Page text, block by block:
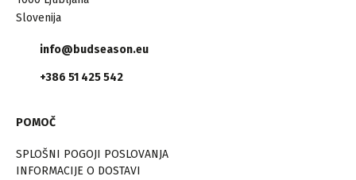
Slovenija
info@budseason.eu
+386 51 425 542
POMOČ
SPLOŠNI POGOJI POSLOVANJA
INFORMACIJE O DOSTAVI